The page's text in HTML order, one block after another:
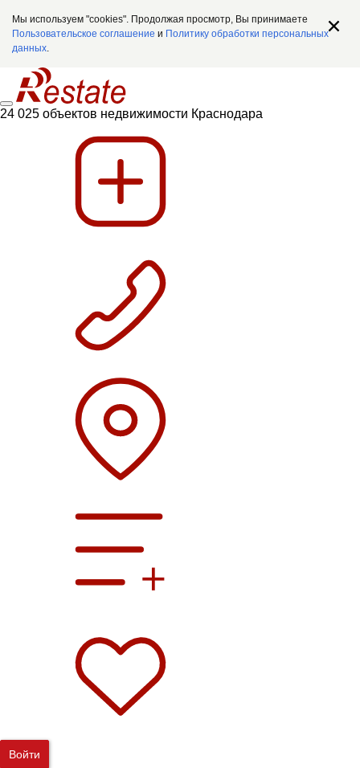
Мы используем "cookies". Продолжая просмотр, Вы принимаете
Пользовательское соглашение и Политику обработки персональных
данных.
24 025 объектов недвижимости Краснодара
Войти